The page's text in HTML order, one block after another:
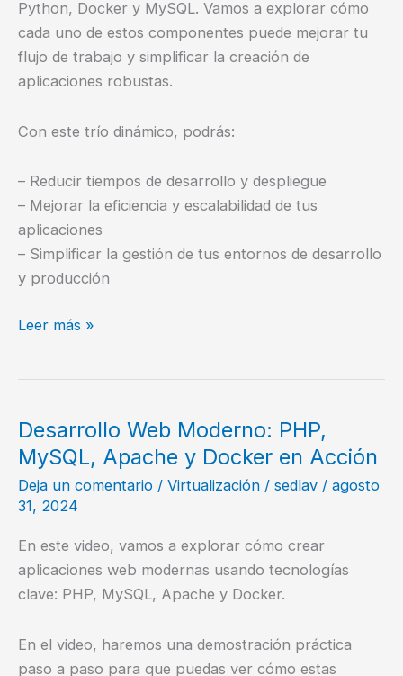
Python, Docker y MySQL. Vamos a explorar cómo
cada uno de estos componentes puede mejorar tu
flujo de trabajo y simplificar la creación de
aplicaciones robustas.
Con este trío dinámico, podrás:
– Reducir tiempos de desarrollo y despliegue
– Mejorar la eficiencia y escalabilidad de tus
aplicaciones
– Simplificar la gestión de tus entornos de desarrollo
y producción
Acelera
Python,
Docker,
MySQL
Leer más »
Desarrollo Web Moderno: PHP,
MySQL, Apache y Docker en Acción
Deja un comentario / Virtualización / sedlav / agosto
31, 2024
En este video, vamos a explorar cómo crear
aplicaciones web modernas usando tecnologías
clave: PHP, MySQL, Apache y Docker.
En el video, haremos una demostración práctica
paso a paso para que puedas ver cómo estas